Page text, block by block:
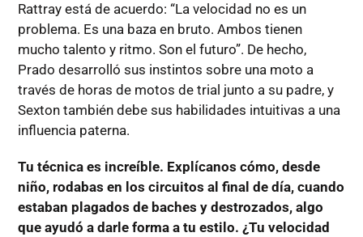
Rattray está de acuerdo: “La velocidad no es un
problema. Es una baza en bruto. Ambos tienen
mucho talento y ritmo. Son el futuro”. De hecho,
Prado desarrolló sus instintos sobre una moto a
través de horas de motos de trial junto a su padre, y
Sexton también debe sus habilidades intuitivas a una
influencia paterna.
Tu técnica es increíble. Explícanos cómo, desde
niño, rodabas en los circuitos al final de día, cuando
estaban plagados de baches y destrozados, algo
que ayudó a darle forma a tu estilo. ¿Tu velocidad